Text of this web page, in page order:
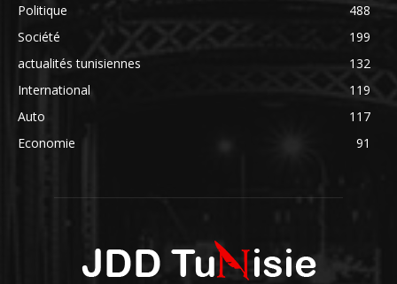
Politique
488
Société
199
actualités tunisiennes
132
International
119
Auto
117
Economie
91